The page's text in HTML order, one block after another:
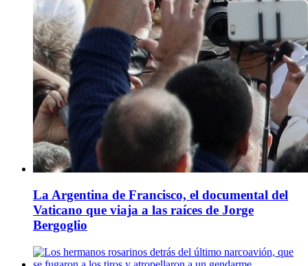
La Argentina de Francisco, el documental del
Vaticano que viaja a las raíces de Jorge
Bergoglio